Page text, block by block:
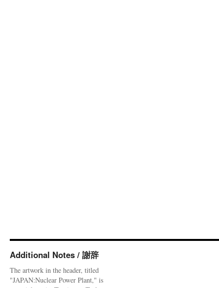
Additional Notes / 謝辞
The artwork in the header, titled
"JAPAN:Nuclear Power Plant," is